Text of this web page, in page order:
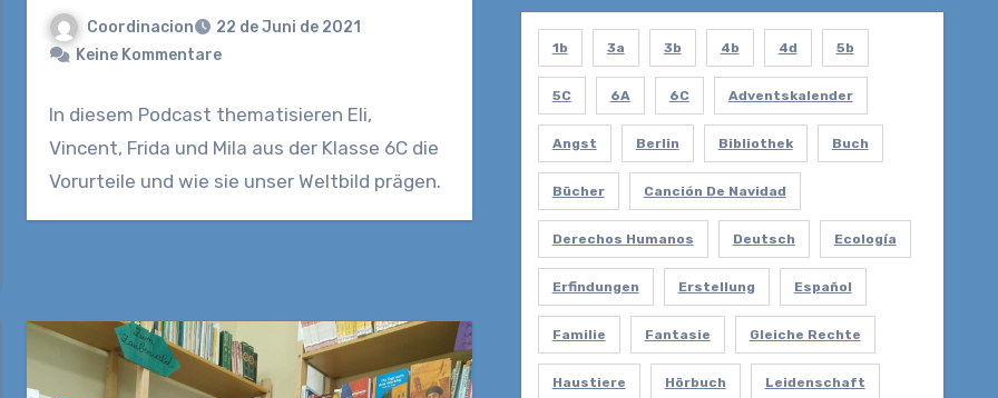
Coordinacion
22 de Juni de 2021
Keine Kommentare
In diesem Podcast thematisieren Eli,
Vincent, Frida und Mila aus der Klasse 6C die
Vorurteile und wie sie unser Weltbild prägen.
1b 3a 3b 4b 4d 5b
5C 6A 6C Adventskalender
Angst Berlin Bibliothek Buch
Bücher Canción De Navidad
Derechos Humanos Deutsch Ecología
Erfindungen Erstellung Español
Familie Fantasie Gleiche Rechte
Haustiere Hörbuch Leidenschaft